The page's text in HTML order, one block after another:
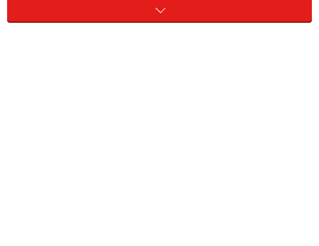
例えば、ミラノサロ－ネでも注目されたmoooiや、プラ